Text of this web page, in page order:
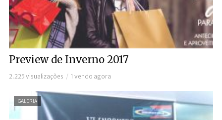
Preview de Inverno 2017
2.225 visualizações 1 vendo agora
GALERIA